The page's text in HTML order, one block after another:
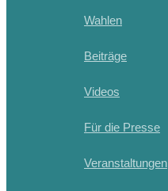
Wahlen
Beiträge
Videos
Für die Presse
Veranstaltungen